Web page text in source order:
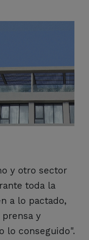
y otro sector
toda la
a lo pactado,
y
lo conseguido".